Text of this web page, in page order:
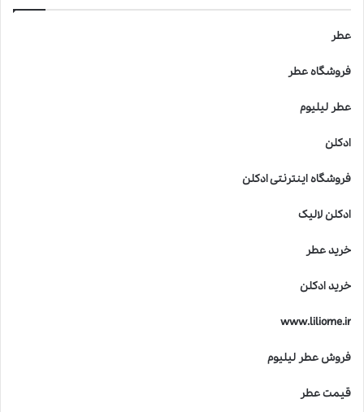
عطر
فروشگاه عطر
عطر لیلیوم
ادکلن
فروشگاه اینترنتی ادکلن
ادکلن لالیک
خرید عطر
خرید ادکلن
www.liliome.ir
فروش عطر لیلیوم
قیمت عطر